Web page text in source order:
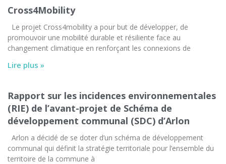
Cross4Mobility
Le projet Cross4mobility a pour but de développer, de
promouvoir une mobilité durable et résiliente face au
changement climatique en renforçant les connexions de
Lire plus »
Rapport sur les incidences environnementales
(RIE) de l’avant-projet de Schéma de
développement communal (SDC) d’Arlon
Arlon a décidé de se doter d’un schéma de développement
communal qui définit la stratégie territoriale pour l’ensemble du
territoire de la commune à